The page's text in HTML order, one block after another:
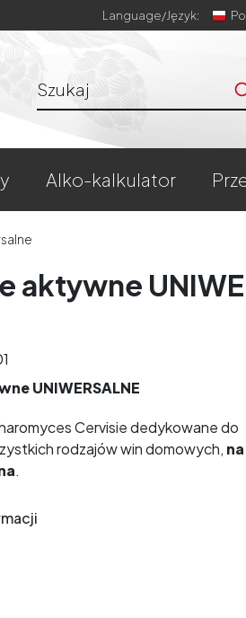
Language/Język:
alko-kalkulator
aktywne
UNIWERSALNE
Cervisie dedykowane do
rodzajów win domowych,
.